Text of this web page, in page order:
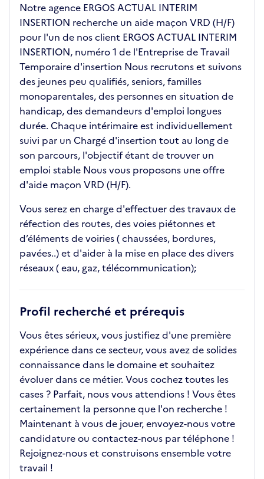
Notre agence ERGOS ACTUAL INTERIM
INSERTION recherche un aide maçon VRD (H/F)
pour l'un de nos client ERGOS ACTUAL INTERIM
INSERTION, numéro 1 de l'Entreprise de Travail
Temporaire d'insertion Nous recrutons et suivons
des jeunes peu qualifiés, seniors, familles
monoparentales, des personnes en situation de
handicap, des demandeurs d'emploi longues
durée. Chaque intérimaire est individuellement
suivi par un Chargé d'insertion tout au long de
son parcours, l'objectif étant de trouver un
emploi stable Nous vous proposons une offre
d'aide maçon VRD (H/F).
Vous serez en charge d'effectuer des travaux de
réfection des routes, des voies piétonnes et
d’éléments de voiries ( chaussées, bordures,
pavées..) et d'aider à la mise en place des divers
réseaux ( eau, gaz, télécommunication);
Profil recherché et prérequis
Vous êtes sérieux, vous justifiez d'une première
expérience dans ce secteur, vous avez de solides
connaissance dans le domaine et souhaitez
évoluer dans ce métier. Vous cochez toutes les
cases ? Parfait, nous vous attendions ! Vous êtes
certainement la personne que l'on recherche !
Maintenant à vous de jouer, envoyez-nous votre
candidature ou contactez-nous par téléphone !
Rejoignez-nous et construisons ensemble votre
travail !